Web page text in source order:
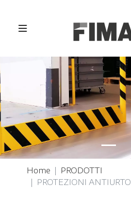
Home
PRODOTTI
PROTEZIONI ANTIURTO